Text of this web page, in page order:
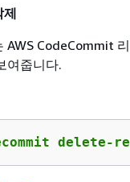
제
AWS CodeCommit
여줍니다.